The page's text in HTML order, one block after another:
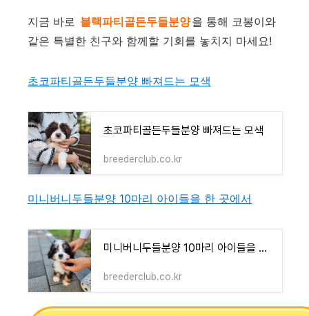
지금 바로 블랙파티골든두들분양을 통해 코봉이와
같은 특별한 친구와 함께할 기회를 놓치지 마세요!
초코파티골든두들분양 빠져드는 모색
초코파티골든두들분양 빠져드는 모색
breederclub.co.kr
미니버니두들분양 10마리 아이들을 한 곳에서
미니버니두들분양 10마리 아이들을 한 곳에서
breederclub.co.kr